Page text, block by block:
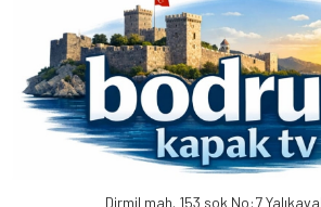
Dirmil mah. 153 sok No:7